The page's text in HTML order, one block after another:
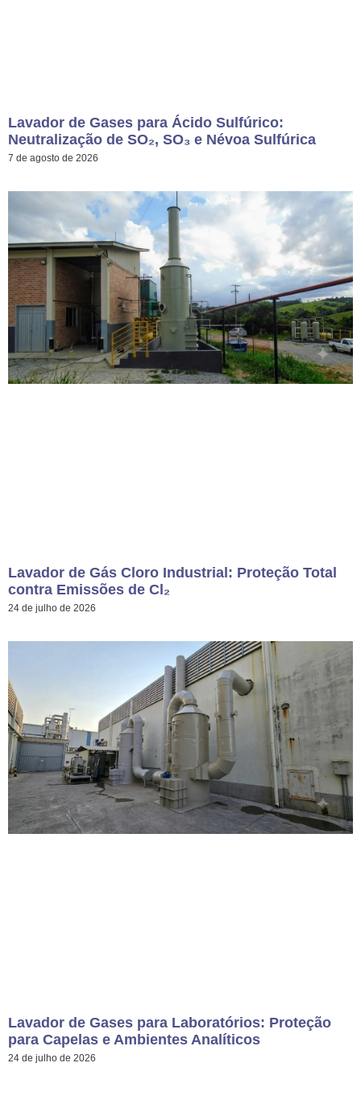
Lavador de Gases para Ácido Sulfúrico:
Neutralização de SO₂, SO₃ e Névoa Sulfúrica
7 de agosto de 2026
Lavador de Gás Cloro Industrial: Proteção Total
contra Emissões de Cl₂
24 de julho de 2026
Lavador de Gases para Laboratórios: Proteção
para Capelas e Ambientes Analíticos
24 de julho de 2026